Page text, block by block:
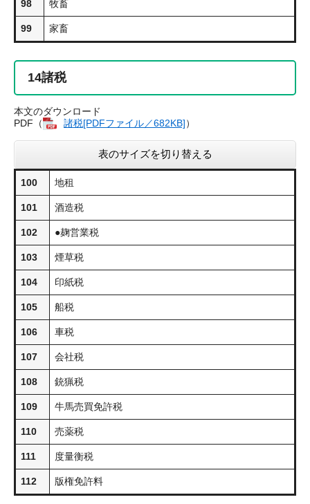
98 牧畜
99 家畜
14諸税
本文のダウンロード
PDF（
諸税​[PDFファイル／682KB]）
表のサイズを切り替える
100 地租
101 酒造税
102 ●麹営業税
103 煙草税
104 印紙税
105 船税
106 車税
107 会社税
108 銃猟税
109 牛馬売買免許税
110 売薬税
111 度量衡税
112 版権免許料